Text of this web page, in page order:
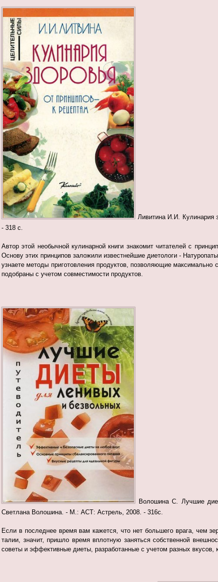
Ливитина И.И. Кулинария
- 318 с.
Автор этой необычной кулинарной книги знакомит читателей с
Основу этих принципов заложили известнейшие диетологи -
узнаете методы приготовления продуктов, позволяющие максимально
подобраны с учетом совместимости продуктов.
Волошина С. Лучшие
Светлана Волошина. - М.: АСТ: Астрель, 2008. - 316с.
Если в последнее время вам кажется, что нет большего врага, чем
талии, значит, пришло время вплотную заняться собственной
советы и эффективные диеты, разработанные с учетом разных вкусов,